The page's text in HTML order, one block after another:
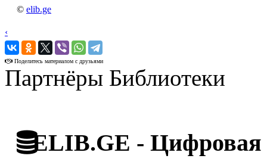
© elib.ge
‹
›
Поделитесь материалом с друзьями
Партнёры Библиотеки
ELIB.GE - Цифровая